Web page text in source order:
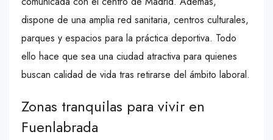
dispone de una amplia red sanitaria, centros culturales,
parques y espacios para la práctica deportiva. Todo
ello hace que sea una ciudad atractiva para quienes
buscan calidad de vida tras retirarse del ámbito laboral.
Zonas tranquilas para vivir en
Fuenlabrada